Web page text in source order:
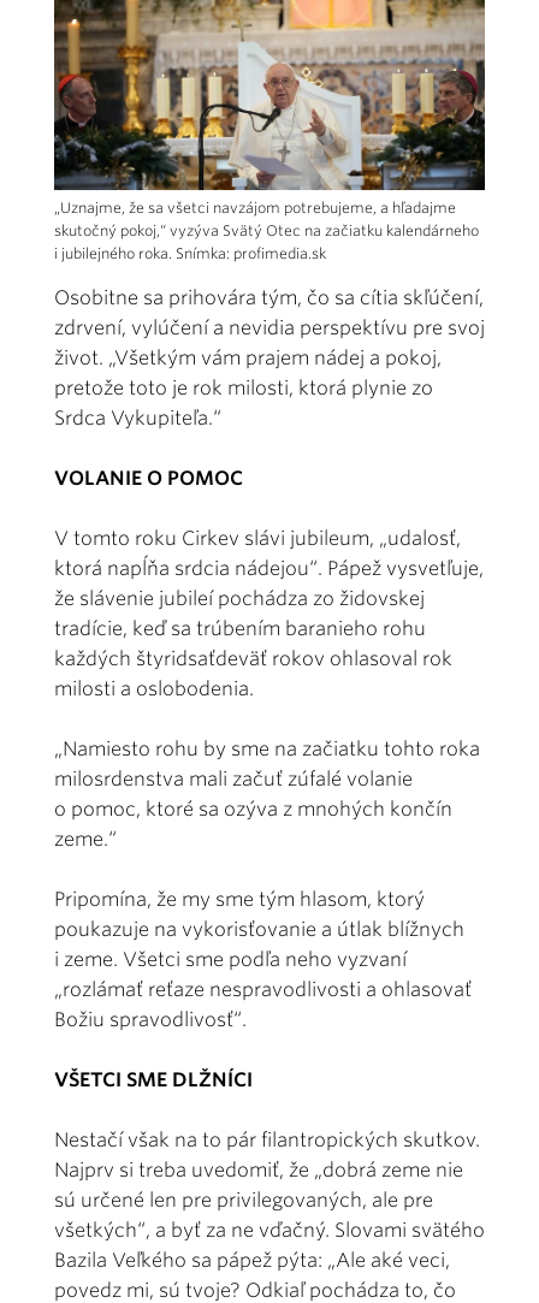
„Uznajme, že sa všetci navzájom potrebujeme, a hľadajme
skutočný pokoj,“ vyzýva Svätý Otec na začiatku kalendárneho
i jubilejného roka. Snímka: profimedia.sk
Osobitne sa prihovára tým, čo sa cítia skľúčení,
zdrvení, vylúčení a nevidia perspektívu pre svoj
život. „Všetkým vám prajem nádej a pokoj,
pretože toto je rok milosti, ktorá plynie zo
Srdca Vykupiteľa.“
VOLANIE O POMOC
V tomto roku Cirkev slávi jubileum, „udalosť,
ktorá napĺňa srdcia nádejou“. Pápež vysvetľuje,
že slávenie jubileí pochádza zo židovskej
tradície, keď sa trúbením baranieho rohu
každých štyridsaťdeväť rokov ohlasoval rok
milosti a oslobodenia.
„Namiesto rohu by sme na začiatku tohto roka
milosrdenstva mali začuť zúfalé volanie
o pomoc, ktoré sa ozýva z mnohých končín
zeme.“
Pripomína, že my sme tým hlasom, ktorý
poukazuje na vykorisťovanie a útlak blížnych
i zeme. Všetci sme podľa neho vyzvaní
„rozlámať reťaze nespravodlivosti a ohlasovať
Božiu spravodlivosť“.
VŠETCI SME DLŽNÍCI
Nestačí však na to pár filantropických skutkov.
Najprv si treba uvedomiť, že „dobrá zeme nie
sú určené len pre privilegovaných, ale pre
všetkých“, a byť za ne vďačný. Slovami svätého
Bazila Veľkého sa pápež pýta: „Ale aké veci,
povedz mi, sú tvoje? Odkiaľ pochádza to, čo